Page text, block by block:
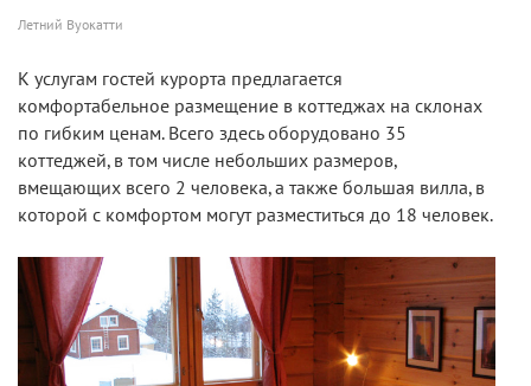
Летний Вуокатти
К услугам гостей курорта предлагается
комфортабельное размещение в коттеджах на склонах
по гибким ценам. Всего здесь оборудовано 35
коттеджей, в том числе небольших размеров,
вмещающих всего 2 человека, а также большая вилла, в
которой с комфортом могут разместиться до 18 человек.